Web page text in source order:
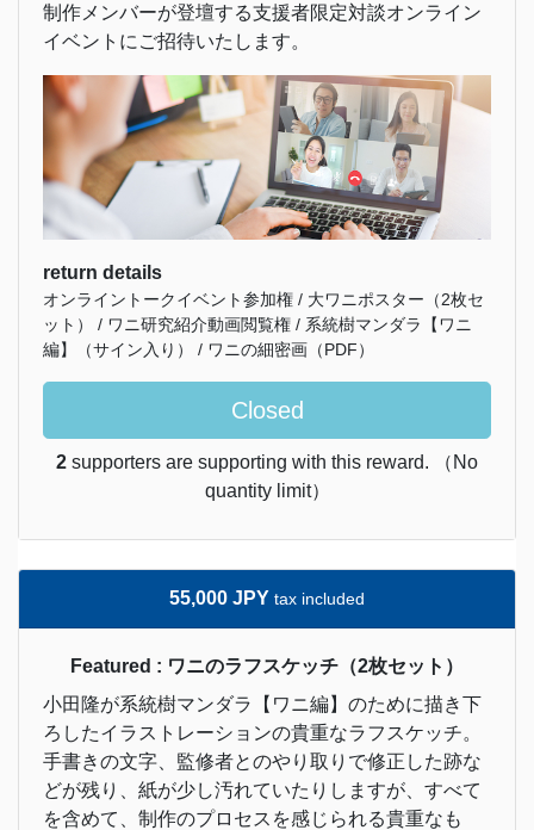
制作メンバーが登壇する支援者限定対談オンライン
イベントにご招待いたします。
return details
オンライントークイベント参加権 / 大ワニポスター（2枚セ
ット） / ワニ研究紹介動画閲覧権 / 系統樹マンダラ【ワニ
編】（サイン入り） / ワニの細密画（PDF）
Closed
2 supporters are supporting with this reward. （No
quantity limit）
55,000 JPY tax included
Featured : ワニのラフスケッチ（2枚セット）
小田隆が系統樹マンダラ【ワニ編】のために描き下
ろしたイラストレーションの貴重なラフスケッチ。
手書きの文字、監修者とのやり取りで修正した跡な
どが残り、紙が少し汚れていたりしますが、すべて
を含めて、制作のプロセスを感じられる貴重なも